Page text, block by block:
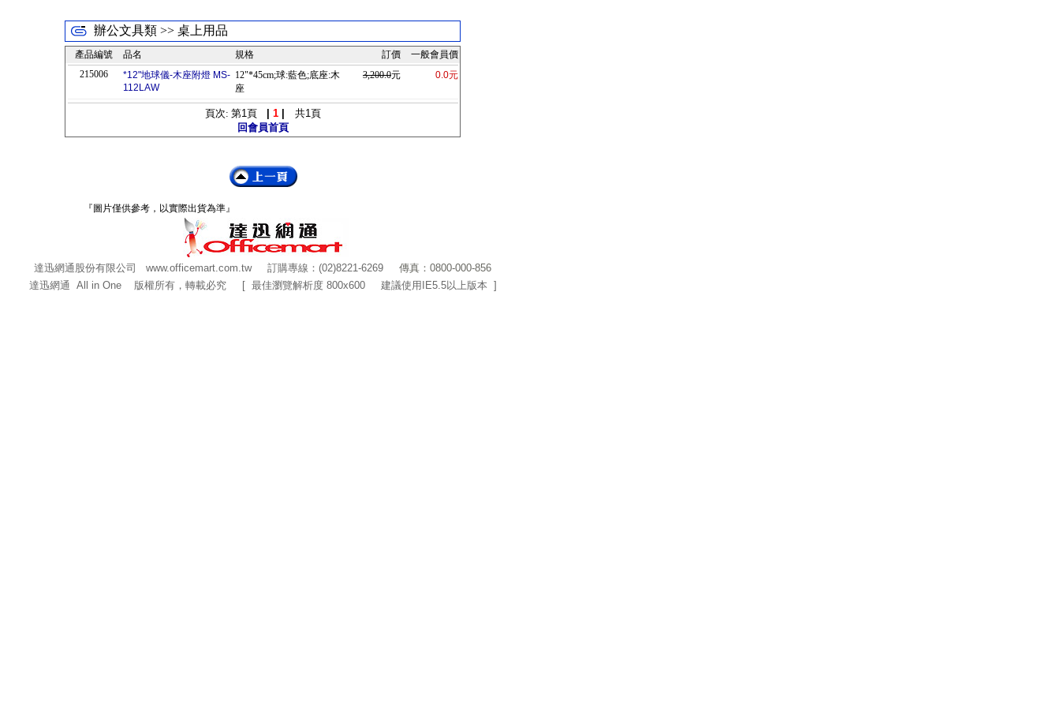
辦公文具類 >> 桌上用品
產品編號 品名 規格 訂價
一般會員價
215006
*12"地球儀-木座附燈 MS-
112LAW
12"*45cm;球:藍色;底座:木
座
3,200.0元 0.0元
頁次: 第1頁 1| 共1頁
回會員首頁
『圖片僅供參考，以實際出貨為準』
達迅網通股份有限公司 www.officemart.com.tw訂購專線：(02)8221-6269
傳真：0800-000-856
達迅網通 All in One 版權所有，轉載必究 [ 最佳瀏覽解析度 800x600 建議使用IE5.5以上版本 ]